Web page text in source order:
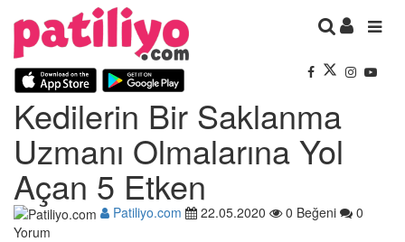
Kedilerin Bir Saklanma
Uzmanı Olmalarına Yol
Açan 5 Etken
Patiliyo.com 22.05.2020 0 Beğeni
0
Yorum